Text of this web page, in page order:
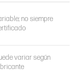
no siempre
variar según